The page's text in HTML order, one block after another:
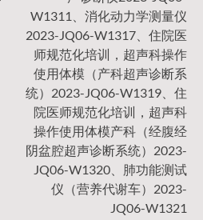
W1311、消化动力学测量仪
2023-JQ06-W1317、住院医
师规范化培训，超声科操作
使用体模（产科超声诊断系
统）2023-JQ06-W1319、住
院医师规范化培训，超声科
操作使用体模产科（经腹经
阴盆腔超声诊断系统）2023-
JQ06-W1320、肺功能测试
仪（营养代谢车）2023-
JQ06-W1321